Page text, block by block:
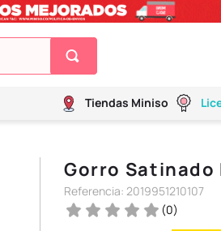
Tiendas Miniso
Gorro Satinado
Referencia: 2019951210107
(0)